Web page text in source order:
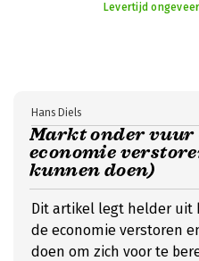
Levertijd
Markt onder vuur
economie
kunnen doen)
Hans Diels
Dit artikel legt helder uit
de economie verstoren
doen om zich voor te